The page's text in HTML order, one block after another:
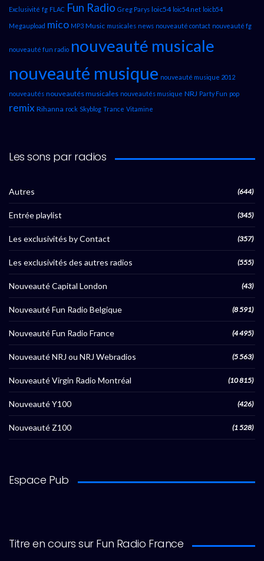
Exclusivité fg FLAC Fun Radio Greg Parys loic54 loic54.net loicb54
Megaupload mico MP3 Music musicales news nouveauté contact nouveauté fg
nouveauté fun radio nouveauté musicale
nouveauté musique nouveauté musique 2012
nouveautés nouveautés musicales nouveautés musique NRJ Party Fun pop
remix Rihanna rock Skyblog Trance Vitamine
Les sons par radios
Autres (644)
Entrée playlist (345)
Les exclusivités by Contact (357)
Les exclusivités des autres radios (555)
Nouveauté Capital London (43)
Nouveauté Fun Radio Belgique (8 591)
Nouveauté Fun Radio France (4 495)
Nouveauté NRJ ou NRJ Webradios (5 563)
Nouveauté Virgin Radio Montréal (10 815)
Nouveauté Y100 (426)
Nouveauté Z100 (1 528)
Espace Pub
Titre en cours sur Fun Radio France